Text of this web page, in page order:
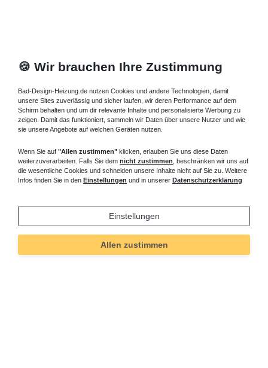
🍪 Wir brauchen Ihre Zustimmung
Bad-Design-Heizung.de nutzen Cookies und andere Technologien, damit
unsere Sites zuverlässig und sicher laufen, wir deren Performance auf dem
Schirm behalten und um dir relevante Inhalte und personalisierte Werbung zu
zeigen. Damit das funktioniert, sammeln wir Daten über unsere Nutzer und wie
sie unsere Angebote auf welchen Geräten nutzen.
Wenn Sie auf "Allen zustimmen" klicken, erlauben Sie uns diese Daten
weiterzuverarbeiten. Falls Sie dem nicht zustimmen , beschränken wir uns auf
die wesentliche Cookies und schneiden unsere Inhalte nicht auf Sie zu. Weitere
Infos finden Sie in den Einstellungen und in unserer Datenschutzerklärung
Einstellungen
Allen zustimmen